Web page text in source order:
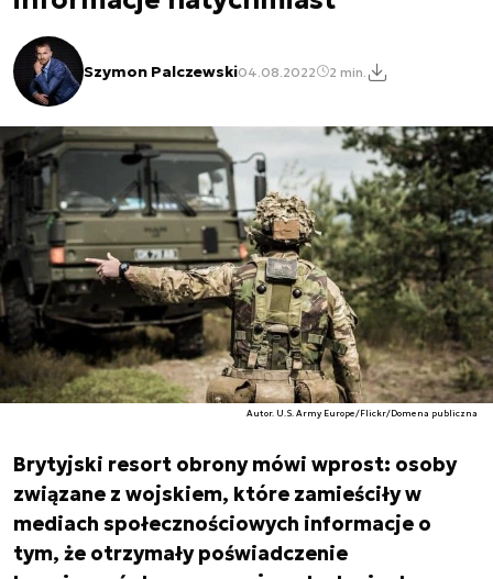
Szymon Palczewski04.08.2022 2 min.
Autor. U.S. Army Europe/Flickr/Domena publiczna
Brytyjski resort obrony mówi wprost: osoby
związane z wojskiem, które zamieściły w
mediach społecznościowych informacje o
tym, że otrzymały poświadczenie